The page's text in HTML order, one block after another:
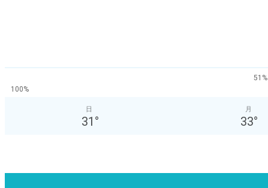
51%
100%
日
31 °
月
33°